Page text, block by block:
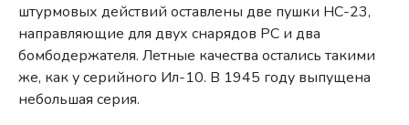
штурмовых действий оставлены две пушки НС-23,
направляющие для двух снарядов РС и два
бомбодержателя. Летные качества остались такими
же, как у серийного Ил-10. В 1945 году выпущена
небольшая серия.